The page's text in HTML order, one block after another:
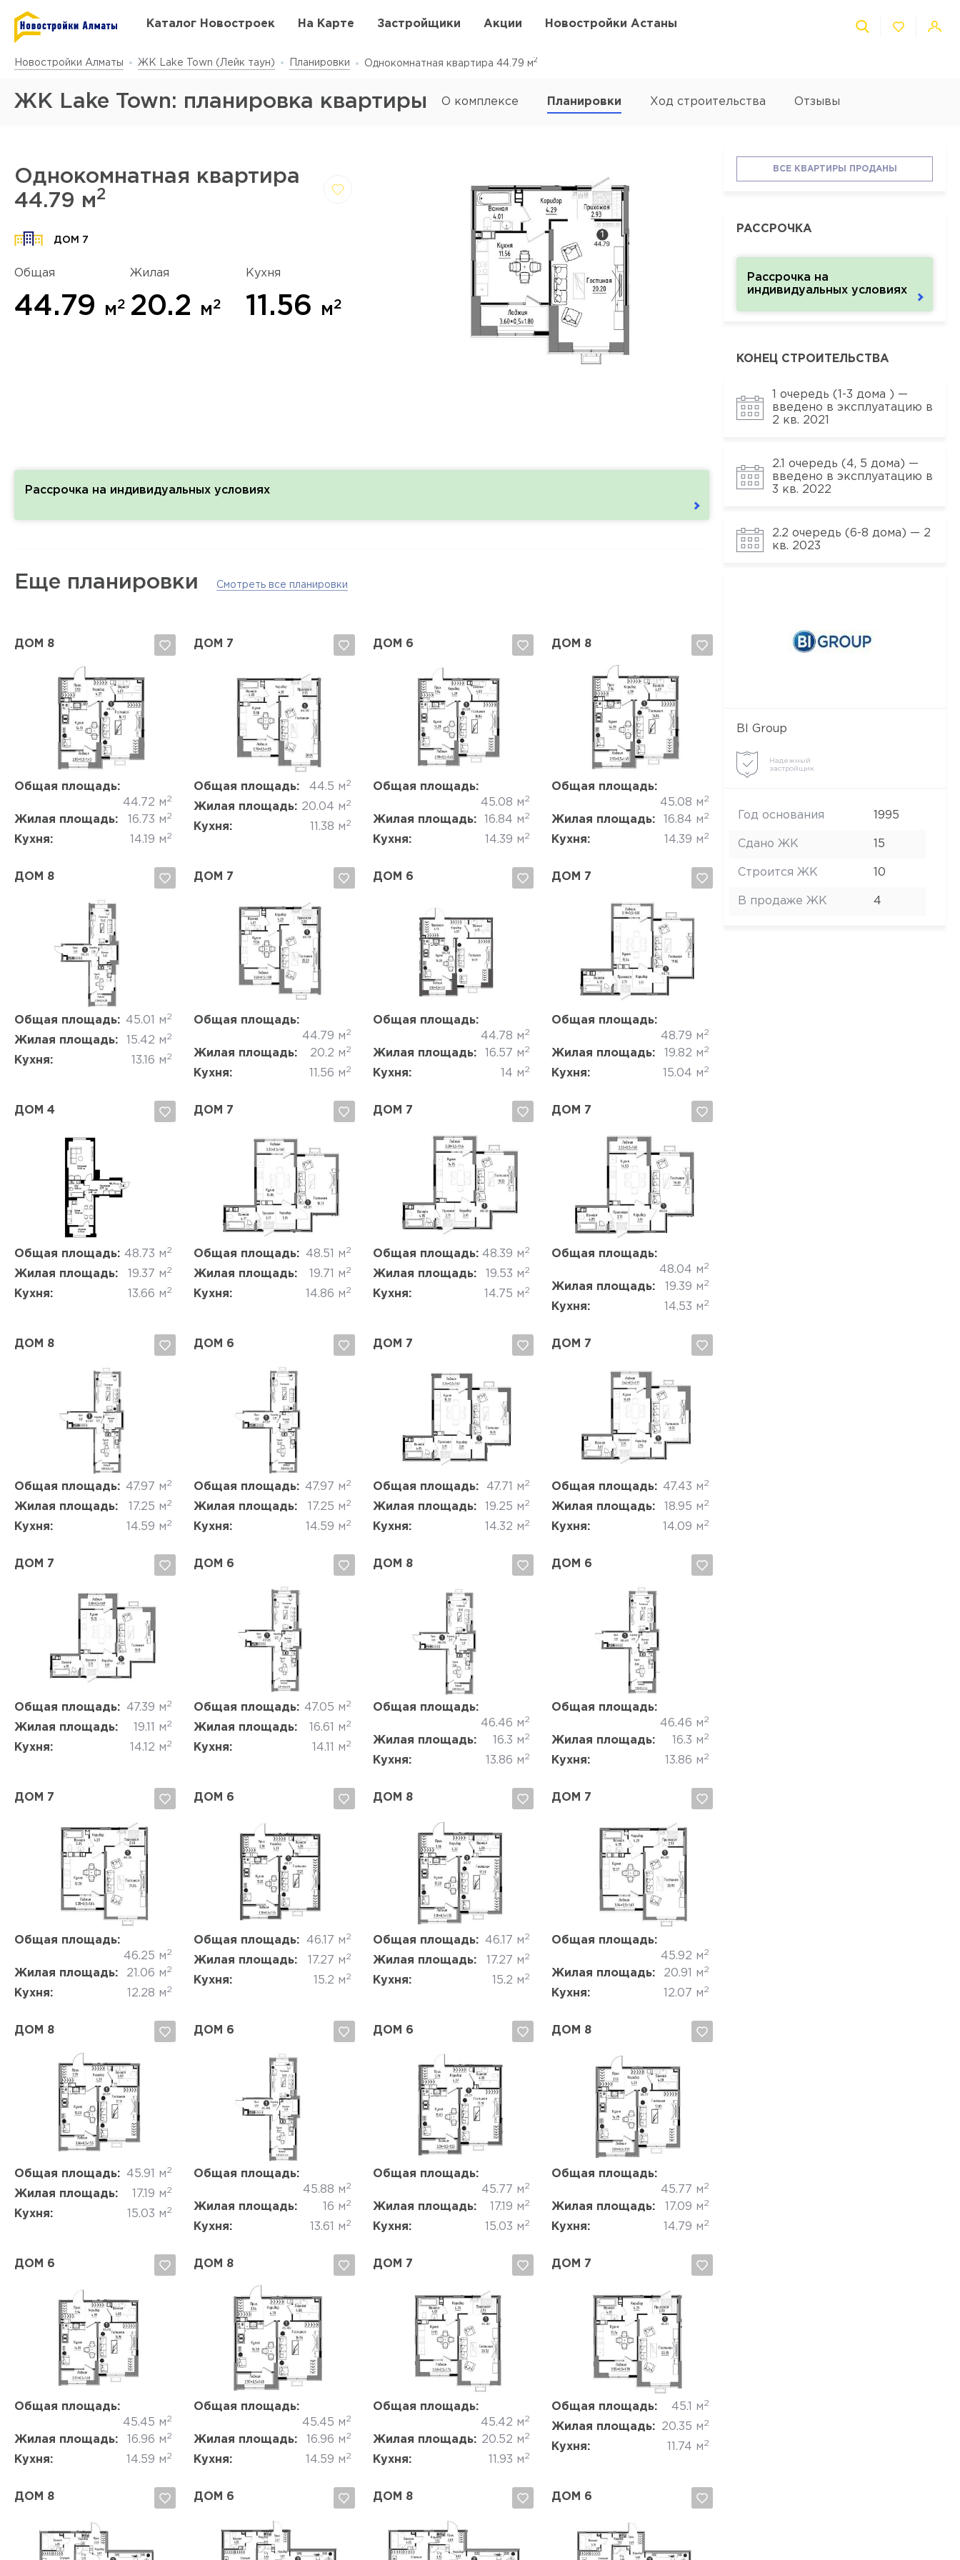
Каталог Новостроек На Карте Застройщики Акции Новостройки Астаны
Новостройки Алматы ЖК Lake Town (Лейк таун) Планировки Однокомнатная квартира 44.79 м2
ЖК Lake Town: планировка квартиры О комплексе Планировки Ход строительства Отзывы
Однокомнатная квартира
44.79 м2
ДОМ 7
Общая
44.79 м2
Жилая
20.2 м2
Кухня
11.56 м2
Рассрочка на индивидуальных условиях
Еще планировки Смотреть все планировки
ДОМ 8
Общая площадь:
44.72 м2
Жилая площадь: 16.73 м2
Кухня: 14.19 м2
Да, удалить Отмена
ДОМ 7
Общая площадь: 44.5 м2
Жилая площадь: 20.04 м2
Кухня: 11.38 м2
Да, удалить Отмена
ДОМ 6
Общая площадь:
45.08 м2
Жилая площадь: 16.84 м2
Кухня: 14.39 м2
Да, удалить Отмена
ДОМ 8
Общая площадь:
45.08 м2
Жилая площадь: 16.84 м2
Кухня: 14.39 м2
Да, удалить Отмена
ДОМ 8
Общая площадь: 45.01 м2
Жилая площадь: 15.42 м2
Кухня: 13.16 м2
Да, удалить Отмена
ДОМ 7
Общая площадь:
44.79 м2
Жилая площадь: 20.2 м2
Кухня: 11.56 м2
Да, удалить
ДОМ 6
Общая площадь:
44.78 м2
Жилая площадь: 16.57 м2
Кухня: 14 м2
Да, удалить Отмена
ДОМ 7
Общая площадь:
48.79 м2
Жилая площадь: 19.82 м2
Кухня: 15.04 м2
Да, удалить
ДОМ 4
Общая площадь: 48.73 м2
Жилая площадь: 19.37 м2
Кухня: 13.66 м2
Да, удалить
ДОМ 7
Общая площадь: 48.51 м2
Жилая площадь: 19.71 м2
Кухня: 14.86 м2
Да, удалить Отмена
ДОМ 7
Общая площадь: 48.39 м2
Жилая площадь: 19.53 м2
Кухня: 14.75 м2
Да, удалить
ДОМ 7
Общая площадь:
48.04 м2
Жилая площадь: 19.39 м2
Кухня: 14.53 м2
Да, удалить Отмена
ДОМ 8
Общая площадь: 47.97 м2
Жилая площадь: 17.25 м2
Кухня: 14.59 м2
Отмена
ДОМ 6
Общая площадь: 47.97 м2
Жилая площадь: 17.25 м2
Кухня: 14.59 м2
Отмена
ДОМ 7
Общая площадь: 47.71 м2
Жилая площадь: 19.25 м2
Кухня: 14.32 м2
Да, удалить Отмена
ДОМ 7
Общая площадь: 47.43 м2
Жилая площадь: 18.95 м2
Кухня: 14.09 м2
Да, удалить Отмена
ДОМ 7
Общая площадь: 47.39 м2
Жилая площадь: 19.11 м2
Кухня: 14.12 м2
Да, удалить
ДОМ 6
Общая площадь: 47.05 м2
Жилая площадь: 16.61 м2
Кухня: 14.11 м2
Отмена
ДОМ 8
Общая площадь:
46.46 м2
Жилая площадь: 16.3 м2
Кухня: 13.86 м2
Да, удалить Отмена
ДОМ 6
Общая площадь:
46.46 м2
Жилая площадь: 16.3 м2
Кухня: 13.86 м2
Да, удалить Отмена
ДОМ 7
Общая площадь:
46.25 м2
Жилая площадь: 21.06 м2
Кухня: 12.28 м2
Да, удалить Отмена
ДОМ 6
Общая площадь: 46.17 м2
Жилая площадь: 17.27 м2
Кухня: 15.2 м2
Да, удалить Отмена
ДОМ 8
Общая площадь: 46.17 м2
Жилая площадь: 17.27 м2
Кухня: 15.2 м2
Да, удалить Отмена
ДОМ 7
Общая площадь:
45.92 м2
Жилая площадь: 20.91 м2
Кухня: 12.07 м2
Да, удалить
ДОМ 8
Общая площадь: 45.91 м2
Жилая площадь: 17.19 м2
Кухня: 15.03 м2
Да, удалить Отмена
ДОМ 6
Общая площадь:
45.88 м2
Жилая площадь: 16 м2
Кухня: 13.61 м2
Да, удалить Отмена
ДОМ 6
Общая площадь:
45.77 м2
Жилая площадь: 17.19 м2
Кухня: 15.03 м2
Да, удалить Отмена
ДОМ 8
Общая площадь:
45.77 м2
Жилая площадь: 17.09 м2
Кухня: 14.79 м2
Да, удалить Отмена
ДОМ 6
Общая площадь:
45.45 м2
Жилая площадь: 16.96 м2
Кухня: 14.59 м2
Да, удалить Отмена
ДОМ 8
Общая площадь:
45.45 м2
Жилая площадь: 16.96 м2
Кухня: 14.59 м2
Да, удалить Отмена
ДОМ 7
Общая площадь:
45.42 м2
Жилая площадь: 20.52 м2
Кухня: 11.93 м2
Да, удалить
ДОМ 7
Общая площадь: 45.1 м2
Жилая площадь: 20.35 м2
Кухня: 11.74 м2
Да, удалить Отмена
ДОМ 8 ДОМ 6 ДОМ 8 ДОМ 6
ВСЕ КВАРТИРЫ ПРОДАНЫ
РАССРОЧКА
Рассрочка на
индивидуальных условиях
КОНЕЦ СТРОИТЕЛЬСТВА
1 очередь (1-3 дома ) —
введено в эксплуатацию в
2 кв. 2021
2.1 очередь (4, 5 дома) —
введено в эксплуатацию в
3 кв. 2022
2.2 очередь (6-8 дома) — 2
кв. 2023
BI Group
Надежный
застройщик
Год основания 1995
Сдано ЖК 15
Строится ЖК 10
В продаже ЖК 4